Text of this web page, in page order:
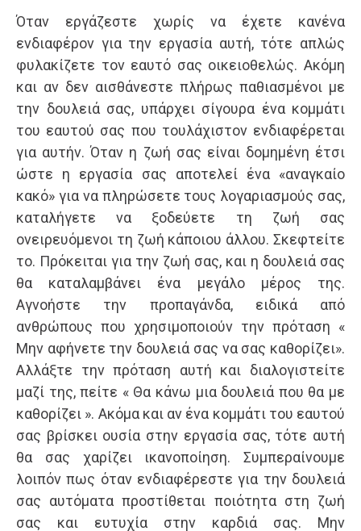
Όταν εργάζεστε χωρίς να έχετε κανένα
ενδιαφέρον για την εργασία αυτή, τότε απλώς
φυλακίζετε τον εαυτό σας οικειοθελώς. Ακόμη
και αν δεν αισθάνεστε πλήρως παθιασμένοι με
την δουλειά σας, υπάρχει σίγουρα ένα κομμάτι
του εαυτού σας που τουλάχιστον ενδιαφέρεται
για αυτήν. Όταν η ζωή σας είναι δομημένη έτσι
ώστε η εργασία σας αποτελεί ένα «αναγκαίο
κακό» για να πληρώσετε τους λογαριασμούς σας,
καταλήγετε να ξοδεύετε τη ζωή σας
ονειρευόμενοι τη ζωή κάποιου άλλου. Σκεφτείτε
το. Πρόκειται για την ζωή σας, και η δουλειά σας
θα καταλαμβάνει ένα μεγάλο μέρος της.
Αγνοήστε την προπαγάνδα, ειδικά από
ανθρώπους που χρησιμοποιούν την πρόταση «
Μην αφήνετε την δουλειά σας να σας καθορίζει».
Αλλάξτε την πρόταση αυτή και διαλογιστείτε
μαζί της, πείτε « Θα κάνω μια δουλειά που θα με
καθορίζει ». Ακόμα και αν ένα κομμάτι του εαυτού
σας βρίσκει ουσία στην εργασία σας, τότε αυτή
θα σας χαρίζει ικανοποίηση. Συμπεραίνουμε
λοιπόν πως όταν ενδιαφέρεστε για την δουλειά
σας αυτόματα προστίθεται ποιότητα στη ζωή
σας και ευτυχία στην καρδιά σας. Μην